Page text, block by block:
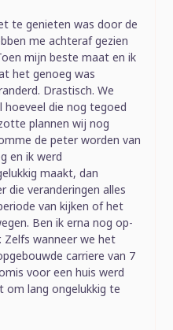
te genieten was door de
me achteraf gezien
mijn beste maat en ik
het genoeg was
Drastisch. We
hoeveel die nog tegoed
plannen wij nog
de peter worden van
en ik werd
maakt, dan
die veranderingen alles
van kijken of het
Ben ik erna nog op-
Zelfs wanneer we het
carriere van 7
voor een huis werd
om lang ongelukkig te